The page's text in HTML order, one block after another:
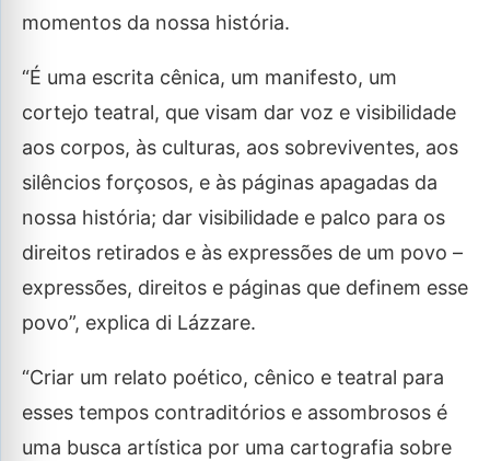
momentos da nossa história.
“É uma escrita cênica, um manifesto, um
cortejo teatral, que visam dar voz e visibilidade
aos corpos, às culturas, aos sobreviventes, aos
silêncios forçosos, e às páginas apagadas da
nossa história; dar visibilidade e palco para os
direitos retirados e às expressões de um povo –
expressões, direitos e páginas que definem esse
povo”, explica di Lázzare.
“Criar um relato poético, cênico e teatral para
esses tempos contraditórios e assombrosos é
uma busca artística por uma cartografia sobre